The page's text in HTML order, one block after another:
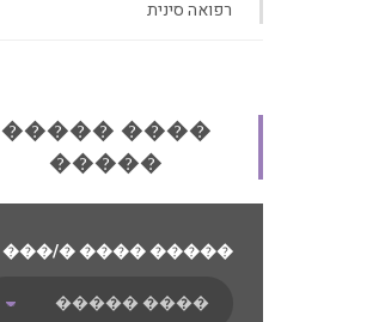
רפואה סינית
����� ����
�����
���/� ���� �����